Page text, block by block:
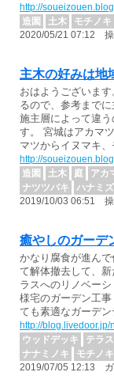
http://
造園
土木
モチノキ
2020/05/21 07:12 操
主木の好みは地
おはようございま
るので、参考まで
施主層によって違
す。 宮城はアカマ
マツからイヌマキ
http://
造園
土木 庭 アカ
ナツツバキ
ハナミ
2019/10/03 06:51 操
癒やしのガーデ
かなり腐食が進ん
て解体撤去して、
ラスへのリノベー
様宅のガーデン工
ても素適なガーデ
http://
ウッドデッキ
テラス
ナナミノキ
モチノキ
2019/07/05 12:13 ガ